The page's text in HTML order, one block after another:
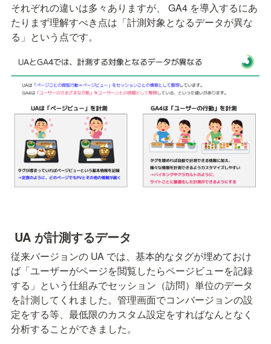
それぞれの違いは多々ありますが、 GA4 を導入するにあ
たりまず理解すべき点は「計測対象となるデータが異な
る」という点です。
UA が計測するデータ
従来バージョンの UA では、基本的なタグが埋めておけ
ば「ユーザーがページを閲覧したらページビューを記録
する」という仕組みでセッション（訪問）単位のデータ
を計測してくれました。管理画面でコンバージョンの設
定をする等、最低限のカスタム設定をすればなんとなく
分析することができました。